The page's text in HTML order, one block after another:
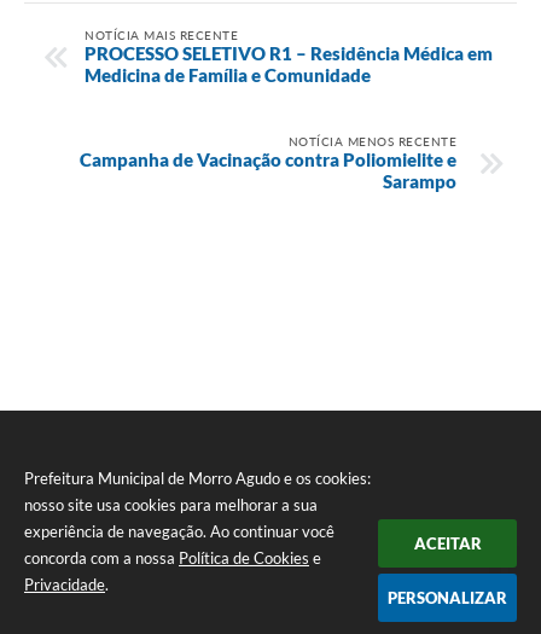
Prefeitura Municipal de Morro Agudo e os cookies:
nosso site usa cookies para melhorar a sua
experiência de navegação. Ao continuar você
concorda com a nossa Política de Cookies e
Privacidade.
ACEITAR
PERSONALIZAR
NOTÍCIA MAIS RECENTE
PROCESSO SELETIVO R1 – Residência Médica em
Medicina de Família e Comunidade
NOTÍCIA MENOS RECENTE
Campanha de Vacinação contra Poliomielite e
Sarampo